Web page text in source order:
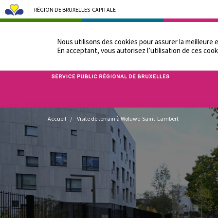
Nous utilisons des cookies pour assurer la meilleure
En acceptant, vous autorisez lʼutilisation de ces
RÉGION DE BRUXELLES-CAPITALE
Bruxelles Pouvoirs Locaux - Aller à la page d'accueil
NOTRE
Fil
d'Ariane
Accueil Visite de terrain à Woluwe-Saint-Lambert